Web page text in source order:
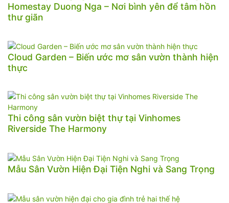
Homestay Duong Nga – Nơi bình yên để tâm hồn
thư giãn
Cloud Garden – Biến ước mơ sân vườn thành hiện
thực
Thi công sân vườn biệt thự tại Vinhomes
Riverside The Harmony
Mẫu Sân Vườn Hiện Đại Tiện Nghi và Sang Trọng